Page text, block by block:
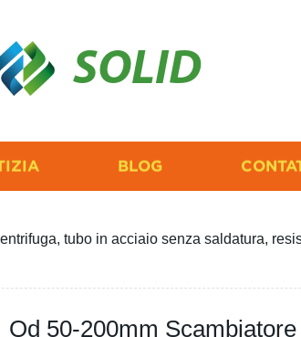
SOLID
BLOG
tubo in acciaio senza saldatura,
Od 50-200mm